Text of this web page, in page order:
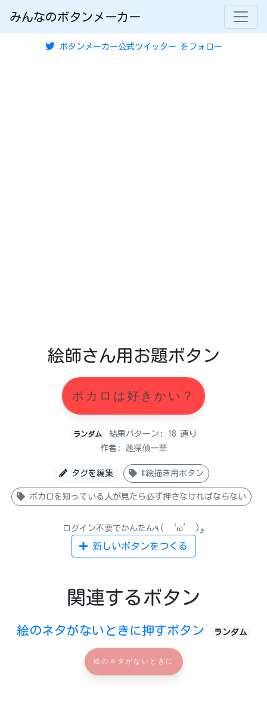
みんなのボタンメーカー
ボタンメーカー公式ツイッター をフォロー
絵師さん用お題ボタン
ボカロは好きかい？
ランダム
結果パターン: 18 通り
作者: 迷探偵一華
タグを編集 #絵描き用ボタン
ボカロを知っている人が見たら必ず押さなければならない
ログイン不要でかんたん٩( ‘ω’ )و
新しいボタンをつくる
関連するボタン
絵のネタがないときに押すボタン ランダム
絵のネタがないときに